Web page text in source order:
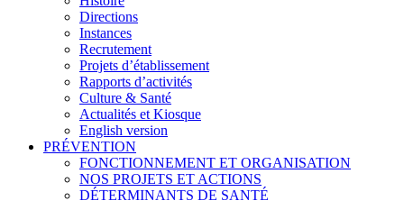
Directions
Instances
Recrutement
Projets d’établissement
Rapports d’activités
Culture & Santé
Actualités et Kiosque
English version
PRÉVENTION
FONCTIONNEMENT ET ORGANISATION
NOS PROJETS ET ACTIONS
DÉTERMINANTS DE SANTÉ